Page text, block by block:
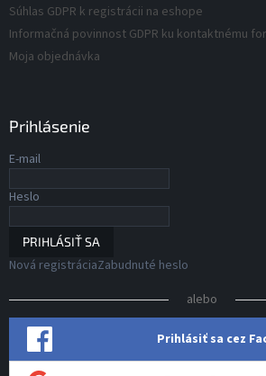
Súhlas GDPR k registrácii na eshope
Informačná povinnost GDPR ku kontaktnému
Moja objednávka
Prihlásenie
E-mail
Heslo
PRIHLÁSIŤ SA
Nová registráciaZabudnuté heslo
alebo
Prihlásiť sa cez